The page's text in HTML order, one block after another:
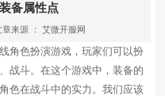
备属性点
章来源 ： 艾微开服网
角色扮演游戏，玩家们可以扮
战斗。在这个游戏中，装备的
色在战斗中的实力。我们应该